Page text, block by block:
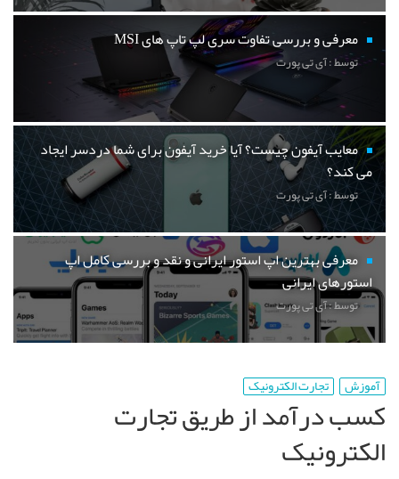
معرفی و بررسی تفاوت سری لپ تاپ های MSI
توسط : آی تی پورت
معایب آیفون چیست؟ آیا خرید آیفون برای شما دردسر ایجاد
می کند؟
توسط : آی تی پورت
معرفی بهترین اپ استور ایرانی و نقد و بررسی کامل اپ
استورهای ایرانی
توسط : آی تی پورت
آموزش تجارت الکترونیک
کسب درآمد از طریق تجارت
الکترونیک